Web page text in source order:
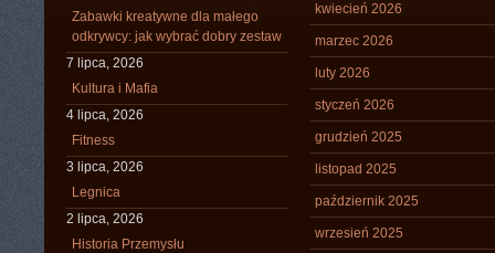
Zabawki kreatywne dla małego
odkrywcy: jak wybrać dobry zestaw
7 lipca, 2026
Kultura i Mafia
4 lipca, 2026
Fitness
3 lipca, 2026
Legnica
2 lipca, 2026
Historia Przemysłu
kwiecień 2026
marzec 2026
luty 2026
styczeń 2026
grudzień 2025
listopad 2025
październik 2025
wrzesień 2025